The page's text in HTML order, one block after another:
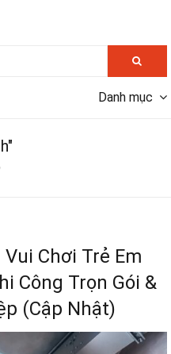
Danh mục
Chơi Trẻ Em
Công Trọn Gói &
(Cập Nhật)